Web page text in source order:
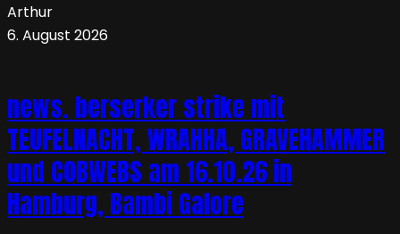
Arthur
6. August 2026
news. berserker strike mit
TEUFELNACHT, WRAHHA, GRAVEHAMMER
und COBWEBS am 16.10.26 in
Hamburg, Bambi Galore